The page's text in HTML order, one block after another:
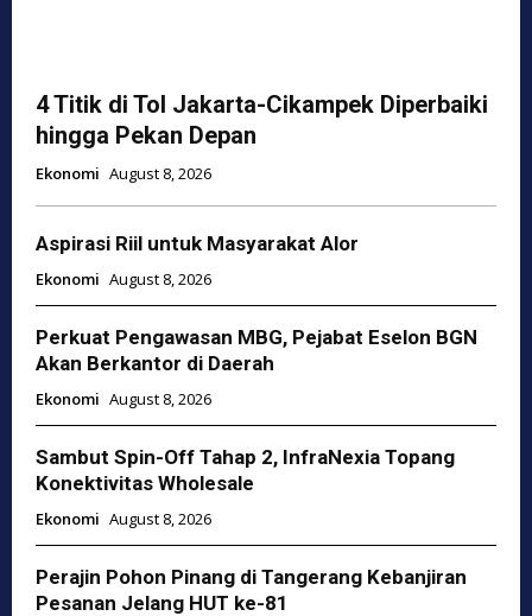
4 Titik di Tol Jakarta-Cikampek Diperbaiki
hingga Pekan Depan
Ekonomi August 8, 2026
Aspirasi Riil untuk Masyarakat Alor
Ekonomi August 8, 2026
Perkuat Pengawasan MBG, Pejabat Eselon BGN
Akan Berkantor di Daerah
Ekonomi August 8, 2026
Sambut Spin-Off Tahap 2, InfraNexia Topang
Konektivitas Wholesale
Ekonomi August 8, 2026
Perajin Pohon Pinang di Tangerang Kebanjiran
Pesanan Jelang HUT ke-81